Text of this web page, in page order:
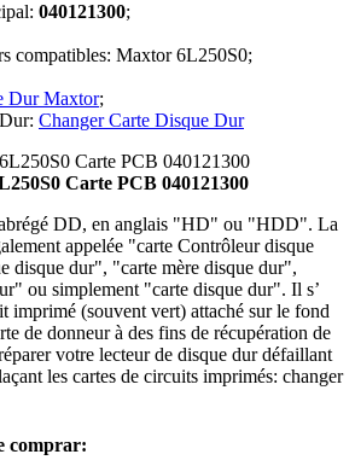
040121300;
compatibles: Maxtor 6L250S0;
Dur Maxtor;
Changer Carte Disque Dur
Carte PCB 040121300
DD, en anglais "HD" ou "HDD". La
appelée "carte Contrôleur disque
disque dur", "carte mère disque dur",
ou simplement "carte disque dur". Il s’
imprimé (souvent vert) attaché sur le fond
de donneur à des fins de récupération de
votre lecteur de disque dur défaillant
les cartes de circuits imprimés: changer
comprar: